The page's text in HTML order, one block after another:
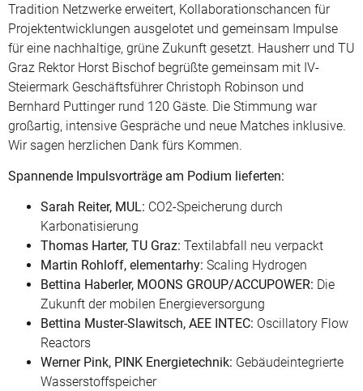
Tradition Netzwerke erweitert, Kollaborationschancen für
Projektentwicklungen ausgelotet und gemeinsam Impulse
für eine nachhaltige, grüne Zukunft gesetzt. Hausherr und TU
Graz Rektor Horst Bischof begrüßte gemeinsam mit IV-
Steiermark Geschäftsführer Christoph Robinson und
Bernhard Puttinger rund 120 Gäste. Die Stimmung war
großartig, intensive Gespräche und neue Matches inklusive.
Wir sagen herzlichen Dank fürs Kommen.
Spannende Impulsvorträge am Podium lieferten:
Sarah Reiter, MUL: CO2-Speicherung durch
Karbonatisierung
Thomas Harter, TU Graz: Textilabfall neu verpackt
Martin Rohloff, elementarhy: Scaling Hydrogen
Bettina Haberler, MOONS GROUP/ACCUPOWER: Die
Zukunft der mobilen Energieversorgung
Bettina Muster-Slawitsch, AEE INTEC: Oscillatory Flow
Reactors
Werner Pink, PINK Energietechnik: Gebäudeintegrierte
Wasserstoffspeicher